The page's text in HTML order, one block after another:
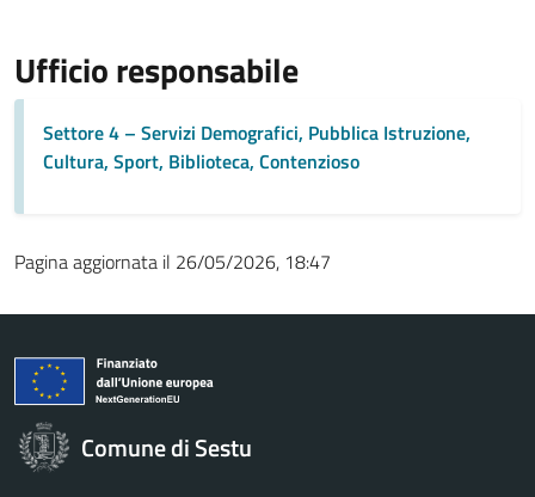
Ufficio responsabile
Settore 4 – Servizi Demografici, Pubblica Istruzione,
Cultura, Sport, Biblioteca, Contenzioso
Pagina aggiornata il 26/05/2026, 18:47
Comune di Sestu